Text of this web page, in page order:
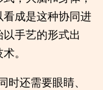
成是这种协同进
手艺的形式出
。
时还需要眼睛、